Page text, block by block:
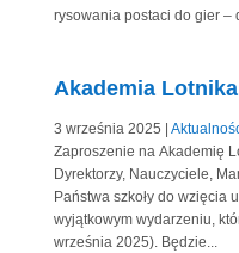
rysowania postaci do gier –
Akademia
3 września 2025 |
Zaproszenie na Akademię
Dyrektorzy, Nauczyciele,
Państwa szkoły do wzięcia
wyjątkowym wydarzeniu,
września 2025). Będzie...